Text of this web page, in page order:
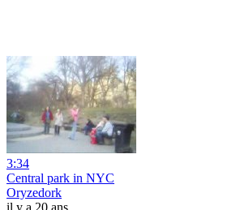
3:34
Central park in NYC
Oryzedork